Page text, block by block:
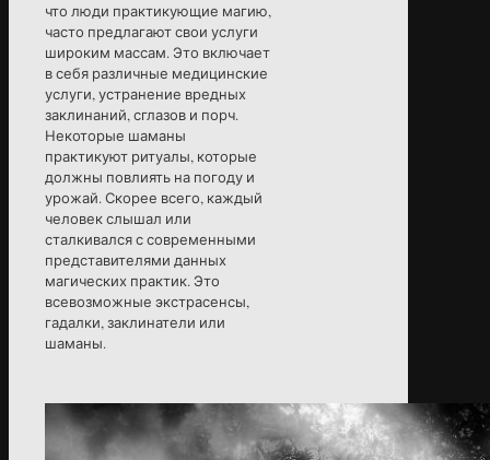
что люди практикующие магию,
часто предлагают свои услуги
широким массам. Это включает
в себя различные медицинские
услуги, устранение вредных
заклинаний, сглазов и порч.
Некоторые шаманы
практикуют ритуалы, которые
должны повлиять на погоду и
урожай. Скорее всего, каждый
человек слышал или
сталкивался с современными
представителями данных
магических практик. Это
всевозможные экстрасенсы,
гадалки, заклинатели или
шаманы.